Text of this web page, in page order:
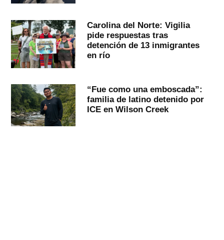
Carolina del Norte: Vigilia
pide respuestas tras
detención de 13 inmigrantes
en río
“Fue como una emboscada”:
familia de latino detenido por
ICE en Wilson Creek